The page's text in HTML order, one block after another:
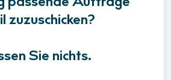
zuzuschicken?
Sie nichts.